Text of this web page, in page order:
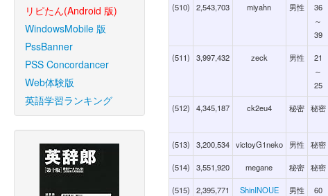
リピたん(Android 版)
WindowsMobile 版
PssBanner
PSS Concordancer
Web体験版
英語学習ランキング
(510) 2,543,703 miyahn 男性
36
～
39
(511) 3,997,432 zeck 男性
21
～
25
(512) 4,345,187 ck2eu4 秘密 秘密
(513) 3,200,534 victoyG1neko 男性 秘密
(514) 3,551,920 megane 秘密 秘密
(515) 2,395,771 ShinINOUE 男性
60